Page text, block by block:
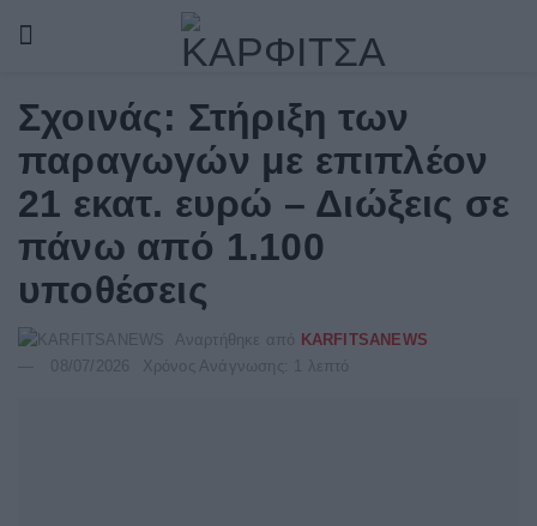
Σχοινάς: Στήριξη των
παραγωγών με επιπλέον
21 εκατ. ευρώ – Διώξεις σε
πάνω από 1.100
υποθέσεις
Αναρτήθηκε από
KARFITSANEWS
08/07/2026
Χρόνος Ανάγνωσης: 1 λεπτό